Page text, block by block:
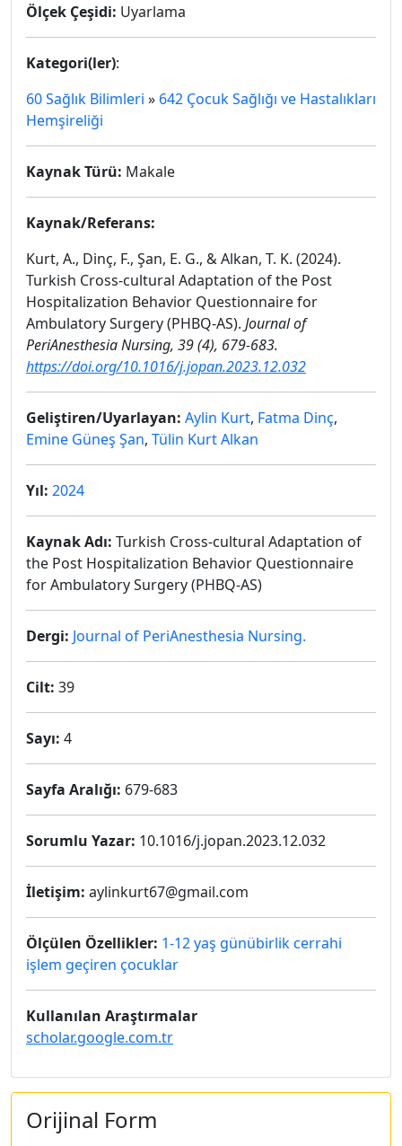
Ölçek Çeşidi: Uyarlama
Kategori(ler):
60 Sağlık Bilimleri » 642 Çocuk Sağlığı ve Hastalıkları
Hemşireliği
Kaynak Türü: Makale
Kaynak/Referans:
Kurt, A., Dinç, F., Şan, E. G., & Alkan, T. K. (2024).
Turkish Cross-cultural Adaptation of the Post
Hospitalization Behavior Questionnaire for
Ambulatory Surgery (PHBQ-AS). Journal of
PeriAnesthesia Nursing, 39 (4), 679-683.
https://doi.org/10.1016/j.jopan.2023.12.032
Geliştiren/Uyarlayan: Aylin Kurt, Fatma Dinç,
Emine Güneş Şan, Tülin Kurt Alkan
Yıl: 2024
Kaynak Adı: Turkish Cross-cultural Adaptation of
the Post Hospitalization Behavior Questionnaire
for Ambulatory Surgery (PHBQ-AS)
Dergi: Journal of PeriAnesthesia Nursing.
Cilt: 39
Sayı: 4
Sayfa Aralığı: 679-683
Sorumlu Yazar: 10.1016/j.jopan.2023.12.032
İletişim: aylinkurt67@gmail.com
Ölçülen Özellikler: 1-12 yaş günübirlik cerrahi
işlem geçiren çocuklar
Kullanılan Araştırmalar
scholar.google.com.tr
Orijinal Form